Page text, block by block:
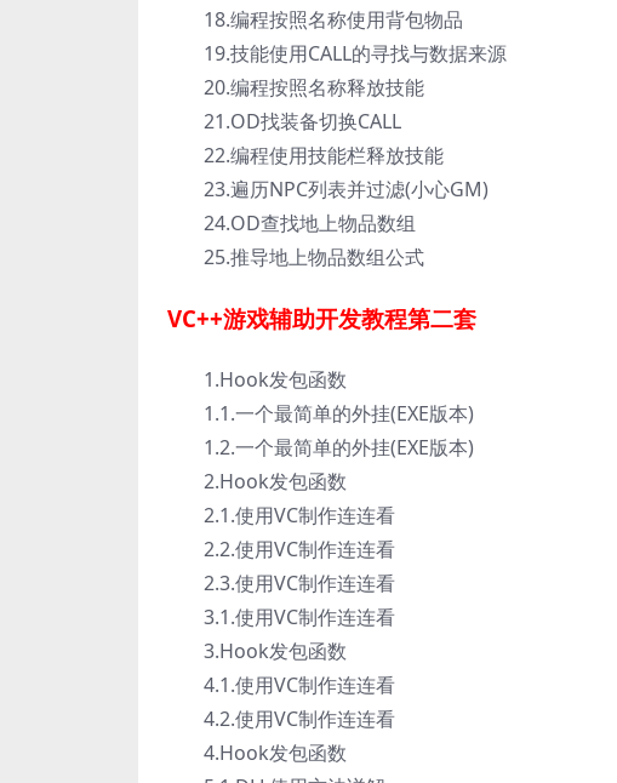
18.编程按照名称使用背包物品
19.技能使用CALL的寻找与数据来源
20.编程按照名称释放技能
21.OD找装备切换CALL
22.编程使用技能栏释放技能
23.遍历NPC列表并过滤(小心GM)
24.OD查找地上物品数组
25.推导地上物品数组公式
VC++游戏辅助开发教程第二套
1.Hook发包函数
1.1.一个最简单的外挂(EXE版本)
1.2.一个最简单的外挂(EXE版本)
2.Hook发包函数
2.1.使用VC制作连连看
2.2.使用VC制作连连看
2.3.使用VC制作连连看
3.1.使用VC制作连连看
3.Hook发包函数
4.1.使用VC制作连连看
4.2.使用VC制作连连看
4.Hook发包函数